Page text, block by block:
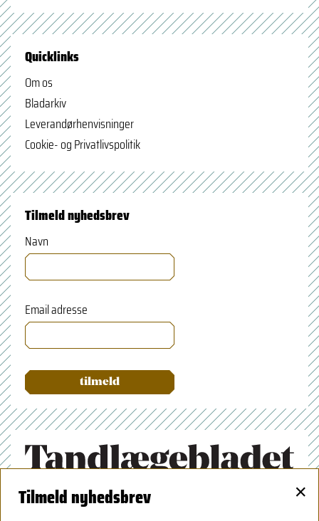
Quicklinks
Om os
Bladarkiv
Leverandørhenvisninger
Cookie- og Privatlivspolitik
Tilmeld nyhedsbrev
Navn
Email adresse
Tandlægeforeningen
Tilmeld nyhedsbrev ×